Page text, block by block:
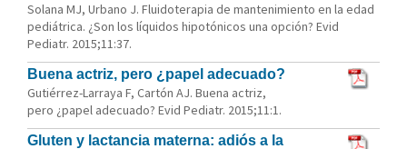
Solana MJ, Urbano J. Fluidoterapia de mantenimiento en la edad
pediátrica. ¿Son los líquidos hipotónicos una opción? Evid
Pediatr. 2015;11:37.
Buena actriz, pero ¿papel adecuado?
Gutiérrez-Larraya F, Cartón AJ. Buena actriz,
pero ¿papel adecuado? Evid Pediatr. 2015;11:1.
Gluten y lactancia materna: adiós a la